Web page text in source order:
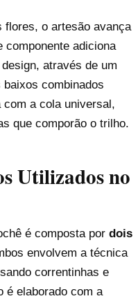
flores, o artesão avança
componente adiciona
através de um
combinados
com a cola universal,
que comporão o trilho.
Utilizados no
é composta por dois
envolvem a técnica
correntinhas e
é elaborado com a